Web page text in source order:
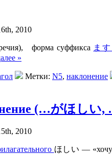
2010
форма суффикса ま
»
Метки: N5, наклонение
(…がほしい
2010
ほしい —